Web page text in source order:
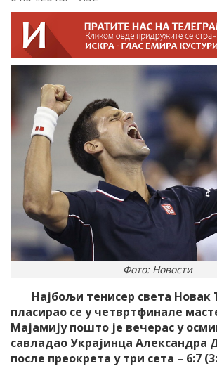
Фото: Новости
Најбољи тенисер света
пласирао се у четвртфинале
Мајамију пошто је вечерас у
савладао Украјинца Александра
после преокрета у три сета – 6:7